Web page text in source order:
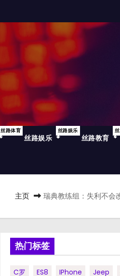
丝路体育
丝路娱乐
丝路娱乐
丝路教育
主页 瑞典教练组：失利不会
热门标签
C罗 ES8 IPhone Jeep